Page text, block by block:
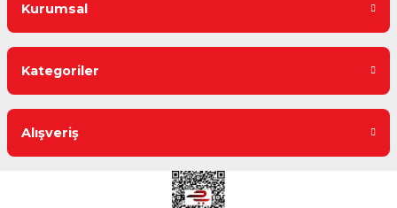
Kurumsal
Kategoriler
Alışveriş